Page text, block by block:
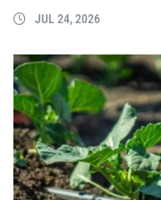
JUL 24, 2026